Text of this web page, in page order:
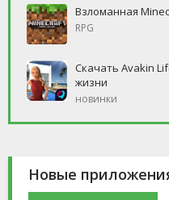
Взломанная
RPG
Скачать Avakin
жизни
новинки
Новые